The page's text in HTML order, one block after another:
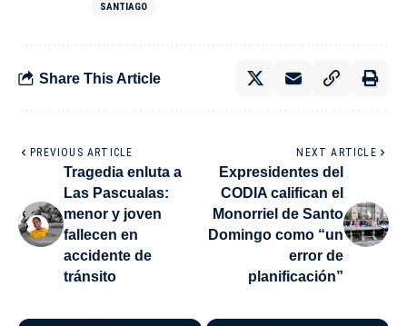
SANTIAGO
Share This Article
PREVIOUS ARTICLE
Tragedia enluta a
Las Pascualas:
menor y joven
fallecen en
accidente de
tránsito
NEXT ARTICLE
Expresidentes del
CODIA califican el
Monorriel de Santo
Domingo como “un
error de
planificación”